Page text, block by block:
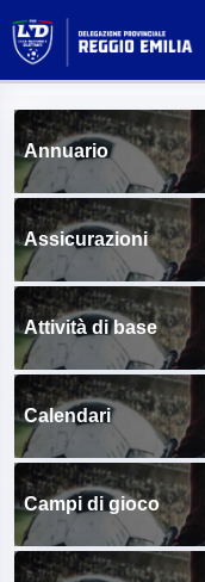
Annuario
Assicurazioni
Attività di base
Calendari
Campi di gioco